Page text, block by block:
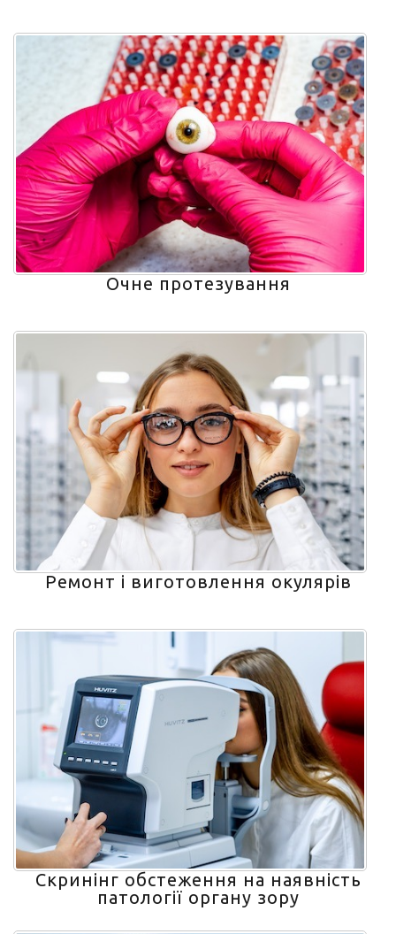
Очне протезування
Ремонт і виготовлення окулярів
Скринінг обстеження на наявність
патології органу зору